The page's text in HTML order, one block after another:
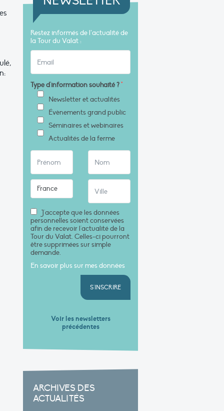
Restez informés de l’actualité de
la Tour du Valat :
Type d'information souhaité ?*
Newsletter et actualités
Évènements grand public
Séminaires et webinaires
Actualités de la ferme
J'accepte que les données
personnelles soient conservées
afin de recevoir l'actualité de la
Tour du Valat. Celles-ci pourront
être supprimées sur simple
demande.
En savoir plus sur mes données
S'INSCRIRE
Voir les newsletters
précédentes
ARCHIVES DES
ACTUALITÉS